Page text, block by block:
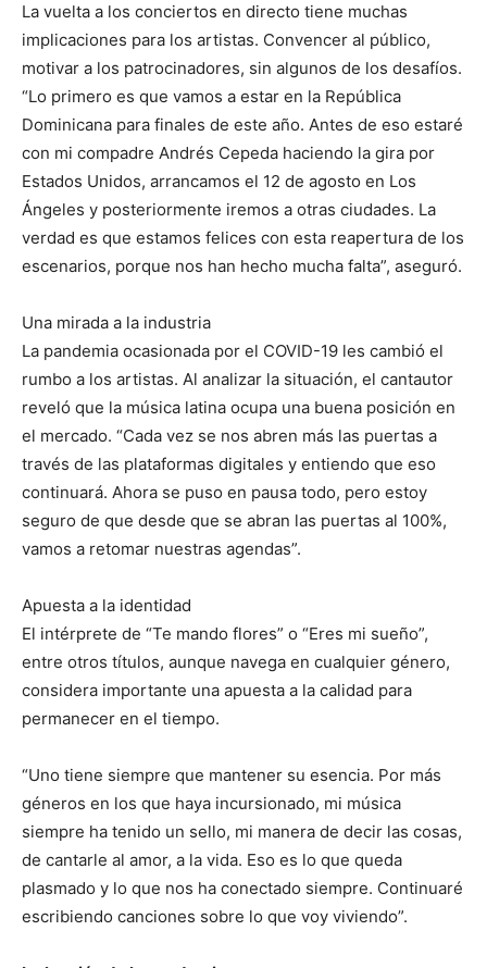
La vuelta a los conciertos en directo tiene muchas
implicaciones para los artistas. Convencer al público,
motivar a los patrocinadores, sin algunos de los desafíos.
“Lo primero es que vamos a estar en la República
Dominicana para finales de este año. Antes de eso estaré
con mi compadre Andrés Cepeda haciendo la gira por
Estados Unidos, arrancamos el 12 de agosto en Los
Ángeles y posteriormente iremos a otras ciudades. La
verdad es que estamos felices con esta reapertura de los
escenarios, porque nos han hecho mucha falta”, aseguró.
Una mirada a la industria
La pandemia ocasionada por el COVID-19 les cambió el
rumbo a los artistas. Al analizar la situación, el cantautor
reveló que la música latina ocupa una buena posición en
el mercado. “Cada vez se nos abren más las puertas a
través de las plataformas digitales y entiendo que eso
continuará. Ahora se puso en pausa todo, pero estoy
seguro de que desde que se abran las puertas al 100%,
vamos a retomar nuestras agendas”.
Apuesta a la identidad
El intérprete de “Te mando flores” o “Eres mi sueño”,
entre otros títulos, aunque navega en cualquier género,
considera importante una apuesta a la calidad para
permanecer en el tiempo.
“Uno tiene siempre que mantener su esencia. Por más
géneros en los que haya incursionado, mi música
siempre ha tenido un sello, mi manera de decir las cosas,
de cantarle al amor, a la vida. Eso es lo que queda
plasmado y lo que nos ha conectado siempre. Continuaré
escribiendo canciones sobre lo que voy viviendo”.